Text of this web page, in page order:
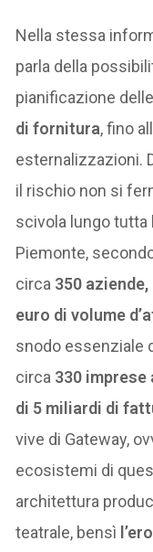
Nella stessa
parla della
pianificazione
di fornitura, fino
esternalizzazioni.
il rischio non si
scivola lungo tutta
Piemonte,
circa 350
euro di volume
snodo essenziale
circa 330
di 5 miliardi di
vive di Gateway,
ecosistemi di
architettura
teatrale, bensì